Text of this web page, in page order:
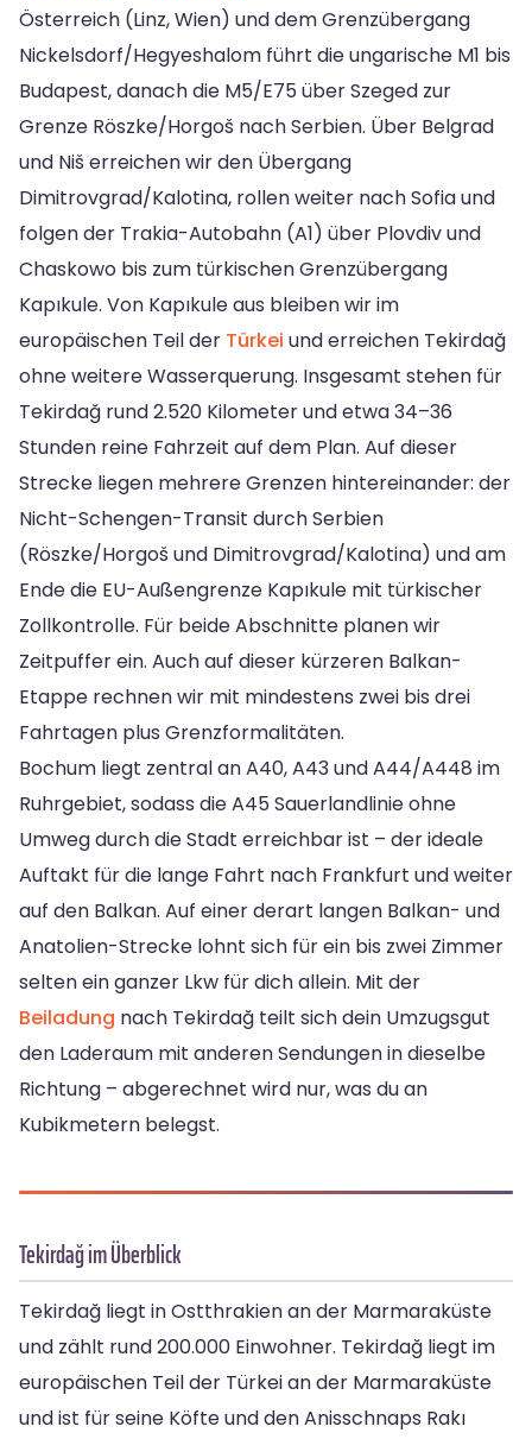
Österreich (Linz, Wien) und dem Grenzübergang
Nickelsdorf/Hegyeshalom führt die ungarische M1 bis
Budapest, danach die M5/E75 über Szeged zur
Grenze Röszke/Horgoš nach Serbien. Über Belgrad
und Niš erreichen wir den Übergang
Dimitrovgrad/Kalotina, rollen weiter nach Sofia und
folgen der Trakia-Autobahn (A1) über Plovdiv und
Chaskowo bis zum türkischen Grenzübergang
Kapıkule. Von Kapıkule aus bleiben wir im
europäischen Teil der Türkei und erreichen Tekirdağ
ohne weitere Wasserquerung. Insgesamt stehen für
Tekirdağ rund 2.520 Kilometer und etwa 34–36
Stunden reine Fahrzeit auf dem Plan. Auf dieser
Strecke liegen mehrere Grenzen hintereinander: der
Nicht-Schengen-Transit durch Serbien
(Röszke/Horgoš und Dimitrovgrad/Kalotina) und am
Ende die EU-Außengrenze Kapıkule mit türkischer
Zollkontrolle. Für beide Abschnitte planen wir
Zeitpuffer ein. Auch auf dieser kürzeren Balkan-
Etappe rechnen wir mit mindestens zwei bis drei
Fahrtagen plus Grenzformalitäten.
Bochum liegt zentral an A40, A43 und A44/A448 im
Ruhrgebiet, sodass die A45 Sauerlandlinie ohne
Umweg durch die Stadt erreichbar ist – der ideale
Auftakt für die lange Fahrt nach Frankfurt und weiter
auf den Balkan. Auf einer derart langen Balkan- und
Anatolien-Strecke lohnt sich für ein bis zwei Zimmer
selten ein ganzer Lkw für dich allein. Mit der
Beiladung nach Tekirdağ teilt sich dein Umzugsgut
den Laderaum mit anderen Sendungen in dieselbe
Richtung – abgerechnet wird nur, was du an
Kubikmetern belegst.
Tekirdağ im Überblick
Tekirdağ liegt in Ostthrakien an der Marmaraküste
und zählt rund 200.000 Einwohner. Tekirdağ liegt im
europäischen Teil der Türkei an der Marmaraküste
und ist für seine Köfte und den Anisschnaps Rakı